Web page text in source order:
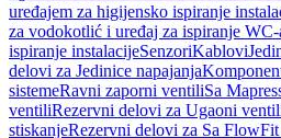
uređajem za higijensko ispiranje
za vodokotlić i uređaj za ispiranje
ispiranje instalacijeSenzoriKablovi
delovi za Jedinice napajanja
sistemeRavni zaporni ventiliSa
ventiliRezervni delovi za Ugaoni
stiskanjeRezervni delovi za Sa